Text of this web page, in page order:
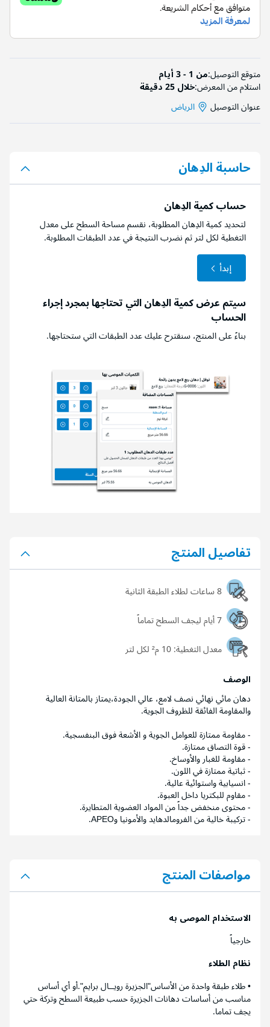
متوقع التوصيل:من 1 - 3 أيام
استلام من المعرض:خلال 25 دقيقة
عنوان التوصيل
الرياض
حاسبة الدِهان
حساب كمية الدِهان
لتحديد كمية الدِهان المطلوبة، نقسم مساحة السطح على معدل
التغطية لكل لتر ثم نضرب النتيجة في عدد الطبقات المطلوبة.
إبدأ
سيتم عرض كمية الدِهان التي تحتاجها بمجرد إجراء
الحساب
بناءً على المنتج، سنقترح عليك عدد الطبقات التي ستحتاجها.
تفاصيل المنتج
8 ساعات لطلاء الطبقة الثانية
7 أيام ليجف السطح تماماً
معدل التغطية:
الوصف
دهان مائي نهائي نصف لامع، عالي الجودة،يمتاز بالمتانة العالية
والمقاومة الفائقة للظروف الجوية.
- مقاومة ممتازة للعوامل الجوية و الأشعة فوق البنفسجية.
- قوة التصاق ممتازة.
- مقاومة للغبار والأوساخ.
- ثباتية ممتازة في اللون.
- انسيابية واستوائية عالية.
- مقاوم للبكتريا داخل العبوة.
- محتوى منخفض جداً من المواد العضوية المتطايرة.
- تركيبة خالية من الفرومالدهايد والأمونيا وAPEO.
مواصفات المنتج
الاستخدام الموصى به
خارجياً
نظام الطلاء
• طلاء طبقة واحدة من الأساس"الجزيرة رويــال برايم".أو أي أساس
مناسب من أساسات دهانات الجزيرة حسب طبيعة السطح وتركة حتي
يجف تماما.